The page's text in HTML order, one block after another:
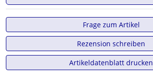
Frage zum Artikel
Rezension schreiben
Artikeldatenblatt drucken